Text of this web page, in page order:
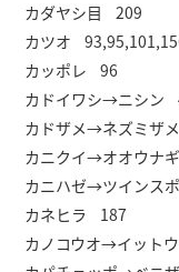
カダヤシ目 209
カツオ
カッポレ 96
カドイワシ→ニシン
カドザメ→ネズミザ
カニクイ→オオウナ
カニハゼ→ツインス
カネヒラ 187
カノコウオ→イット